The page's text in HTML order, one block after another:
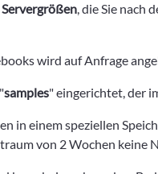
, die Sie nach
wird auf Anfrage
samples" eingerichtet, der
in einem speziellen
von 2 Wochen